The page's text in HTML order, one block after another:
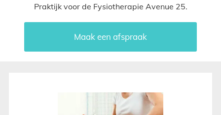
Praktijk voor de Fysiotherapie Avenue 25.
Maak een afspraak